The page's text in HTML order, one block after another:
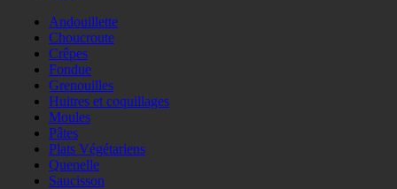
Andouillette
Choucroute
Crêpes
Fondue
Grenouilles
Huitres et coquillages
Moules
Pâtes
Plats Végétariens
Quenelle
Saucisson